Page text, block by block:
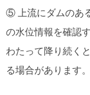
⑤ 上流にダムのあ
の水位情報を確認
わたって降り続く
る場合があります。